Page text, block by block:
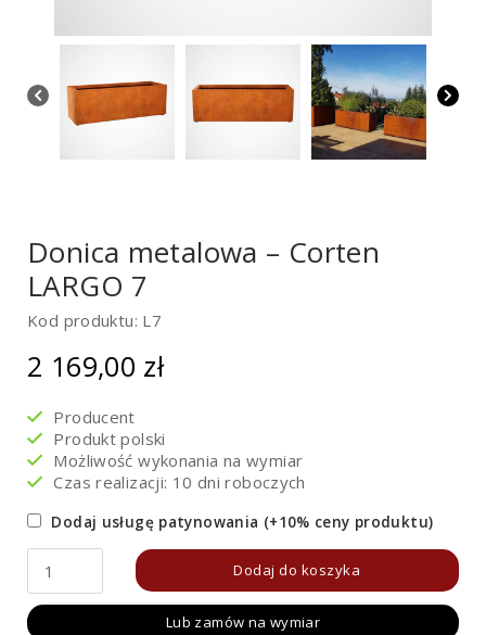
Donica metalowa – Corten
LARGO 7
Kod produktu: L7
2 169,00 zł
Producent
Produkt polski
Możliwość wykonania na wymiar
Czas realizacji: 10 dni roboczych
Dodaj usługę patynowania (+10% ceny produktu)
ilość
Donica
metalowa
Dodaj do koszyka
Lub zamów na wymiar